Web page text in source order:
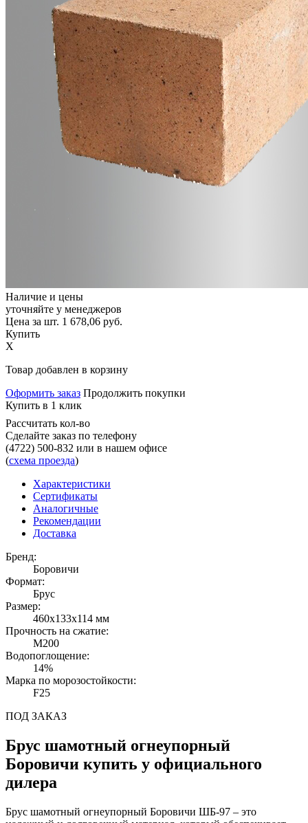
Наличие и цены
уточняйте у менеджеров
Цена за шт. 1 678,06 руб.
Купить
X
Товар добавлен в корзину
Оформить заказ Продолжить покупки
Купить в 1 клик
Рассчитать кол-во
Сделайте заказ по телефону
(4722) 500-832 или в нашем офисе
(схема проезда)
Характеристики
Сертификаты
Аналогичные
Рекомендации
Доставка
Бренд:
Боровичи
Формат:
Брус
Размер:
460х133х114 мм
Прочность на сжатие:
М200
Водопоглощение:
14%
Марка по морозостойкости:
F25
ПОД ЗАКАЗ
Брус шамотный огнеупорный
Боровичи купить у официального
дилера
Брус шамотный огнеупорный Боровичи ШБ-97 – это